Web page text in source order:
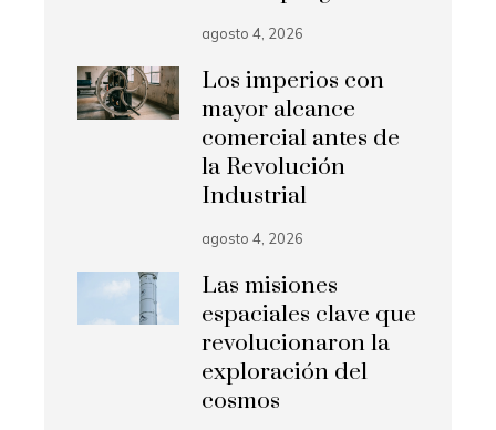
agosto 4, 2026
Los imperios con
mayor alcance
comercial antes de
la Revolución
Industrial
agosto 4, 2026
Las misiones
espaciales clave que
revolucionaron la
exploración del
cosmos